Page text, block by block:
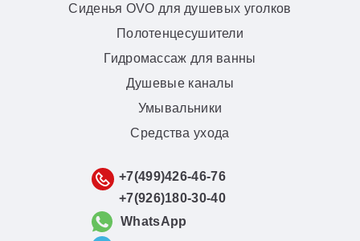
Сиденья OVO для душевых уголков
Полотенцесушители
Гидромассаж для ванны
Душевые каналы
Умывальники
Средства ухода
+7(499)426-46-76
+7(926)180-30-40
WhatsApp